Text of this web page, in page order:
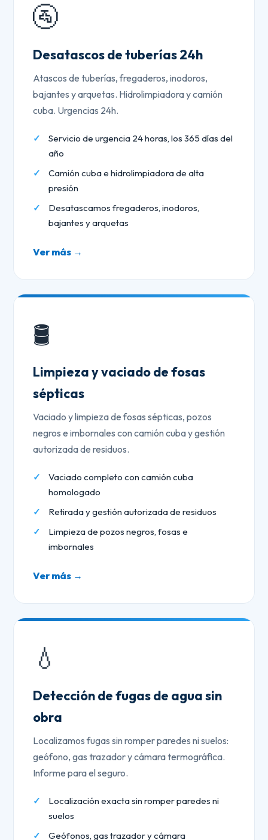
🚰
Desatascos de tuberías 24h
Atascos de tuberías, fregaderos, inodoros,
bajantes y arquetas. Hidrolimpiadora y camión
cuba. Urgencias 24h.
Servicio de urgencia 24 horas, los 365 días del
año
Camión cuba e hidrolimpiadora de alta
presión
Desatascamos fregaderos, inodoros,
bajantes y arquetas
Ver más →
🛢️
Limpieza y vaciado de fosas
sépticas
Vaciado y limpieza de fosas sépticas, pozos
negros e imbornales con camión cuba y gestión
autorizada de residuos.
Vaciado completo con camión cuba
homologado
Retirada y gestión autorizada de residuos
Limpieza de pozos negros, fosas e
imbornales
Ver más →
💧
Detección de fugas de agua sin
obra
Localizamos fugas sin romper paredes ni suelos:
geófono, gas trazador y cámara termográfica.
Informe para el seguro.
Localización exacta sin romper paredes ni
suelos
Geófonos, gas trazador y cámara